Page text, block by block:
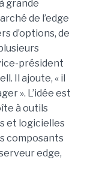
grande
de l’edge
d’options, de
président
Il ajoute, « il
». L’idée est
à outils
et logicielles
composants
edge,